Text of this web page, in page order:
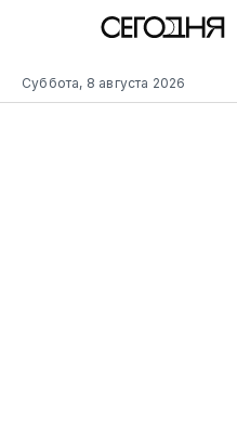
Суббота, 8 августа 2026